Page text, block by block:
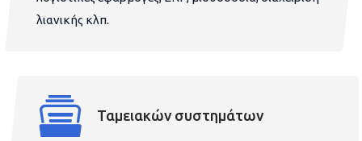
λιανικής κλπ.
Ταμειακών συστημάτων